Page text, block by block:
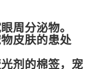
周分泌物。
皮肤的患处
剂的棉签，宠